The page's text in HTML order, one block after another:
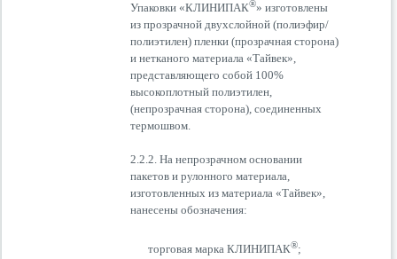
Упаковки «КЛИНИПАК®» изготовлены
из прозрачной двухслойной (полиэфир/
полиэтилен) пленки (прозрачная сторона)
и нетканого материала «Тайвек»,
представляющего собой 100%
высокоплотный полиэтилен,
(непрозрачная сторона), соединенных
термошвом.
2.2.2. На непрозрачном основании
пакетов и рулонного материала,
изготовленных из материала «Тайвек»,
нанесены обозначения:
торговая марка КЛИНИПАК®;